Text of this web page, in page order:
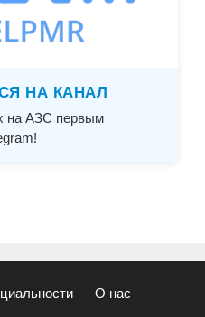
НА КАНАЛ
на АЗС первым
О нас